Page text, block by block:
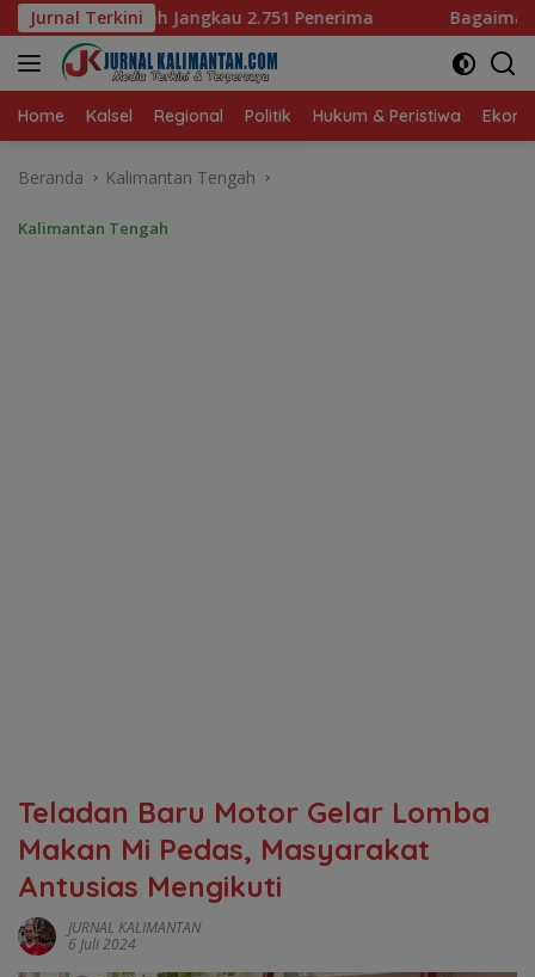
Langsung
ke
konten
Jurnal Terkini
Penerima Bagaimana KIP Hadapi Deepfake dan
Home Kalsel Regional Politik Hukum & Peristiwa
Beranda Kalimantan Tengah
Kalimantan Tengah
Teladan Baru Motor Gelar Lomba
Makan Mi Pedas, Masyarakat
Antusias Mengikuti
JURNAL KALIMANTAN
6 Juli 2024